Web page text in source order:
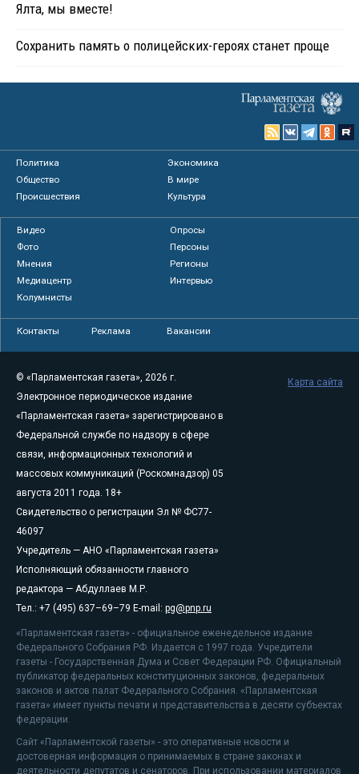
Ялта, мы вместе!
Сохранить память о полицейских-героях станет проще
Политика
Экономика
Общество
В мире
Происшествия
Культура
Видео
Опросы
Фото
Персоны
Мнения
Регионы
Медиацентр
Интервью
Колумнисты
Контакты Реклама Вакансии
© «Парламентская газета», 2026 г.
Электронное периодическое издание
«Парламентская газета» зарегистрировано в
Федеральной службе по надзору в сфере
связи, информационных технологий и
массовых коммуникаций (Роскомнадзор) 05
августа 2011 года. 18+
Свидетельство о регистрации Эл № ФС77-
46097
Учредитель — АНО «Парламентская газета»
Исполняющий обязанности главного
редактора — Абдуллаев М.Р.
Тел.: +7 (495) 637–69–79 E-mail: pg@pnp.ru
«Парламентская газета» - официальное еженедельное издание
Федерального Собрания РФ. Издается с 1997 года. Учредители
газеты - Государственная Дума и Совет Федерации РФ. Официальный
публикатор федеральных конституционных законов, федеральных
законов и актов палат Федерального Собрания. «Парламентская
газета» имеет пункты печати и представительства в десяти субъектах
федерации.
Сайт «Парламентской газеты» - это оперативные новости и
достоверная информация о принимаемых в стране законах и
деятельности депутатов и сенаторов. При использовании материалов
Карта сайта